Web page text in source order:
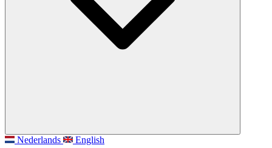
Nederlands
English